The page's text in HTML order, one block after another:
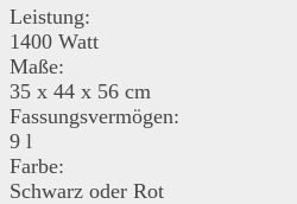
Leistung:
1400 Watt
Maße:
35 x 44 x 56 cm
Fassungsvermögen:
9 l
Farbe:
Schwarz oder Rot